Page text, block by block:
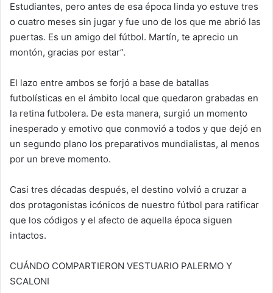
Estudiantes, pero antes de esa época linda yo estuve tres
o cuatro meses sin jugar y fue uno de los que me abrió las
puertas. Es un amigo del fútbol. Martín, te aprecio un
montón, gracias por estar”.
El lazo entre ambos se forjó a base de batallas
futbolísticas en el ámbito local que quedaron grabadas en
la retina futbolera. De esta manera, surgió un momento
inesperado y emotivo que conmovió a todos y que dejó en
un segundo plano los preparativos mundialistas, al menos
por un breve momento.
Casi tres décadas después, el destino volvió a cruzar a
dos protagonistas icónicos de nuestro fútbol para ratificar
que los códigos y el afecto de aquella época siguen
intactos.
CUÁNDO COMPARTIERON VESTUARIO PALERMO Y
SCALONI